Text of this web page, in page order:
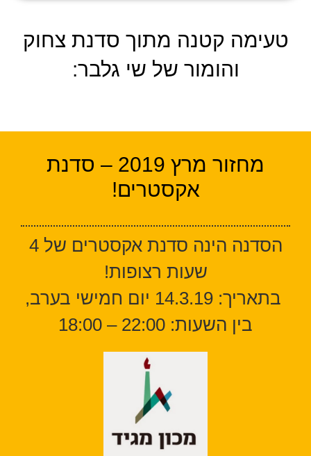
טעימה קטנה מתוך סדנת צחוק
והומור של שי גלבר:
מחזור מרץ 2019 – סדנת
אקסטרים!
הסדנה הינה סדנת אקסטרים של 4
שעות רצופות!
בתאריך: 14.3.19 יום חמישי בערב,
בין השעות: 22:00 – 18:00